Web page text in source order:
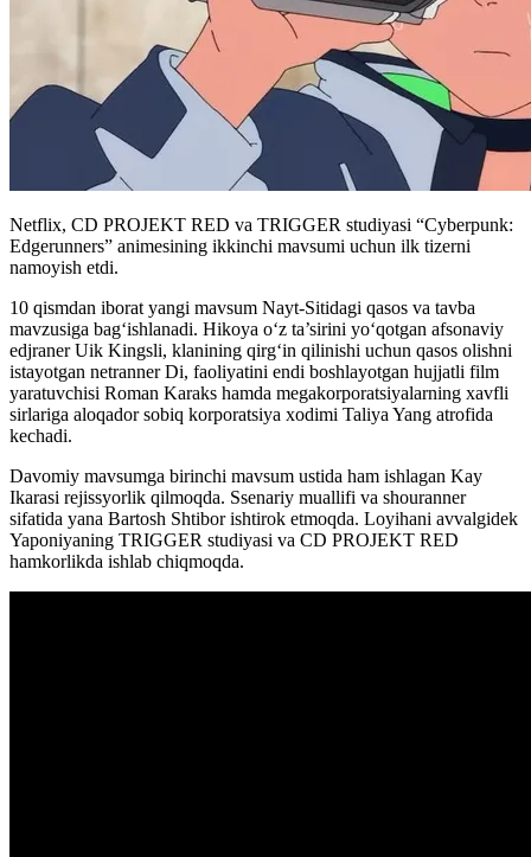
Netflix, CD PROJEKT RED va TRIGGER studiyasi “Cyberpunk:
Edgerunners” animesining ikkinchi mavsumi uchun ilk tizerni
namoyish etdi.
10 qismdan iborat yangi mavsum Nayt-Sitidagi qasos va tavba
mavzusiga bag‘ishlanadi. Hikoya o‘z ta’sirini yo‘qotgan afsonaviy
edjraner Uik Kingsli, klanining qirg‘in qilinishi uchun qasos olishni
istayotgan netranner Di, faoliyatini endi boshlayotgan hujjatli film
yaratuvchisi Roman Karaks hamda megakorporatsiyalarning xavfli
sirlariga aloqador sobiq korporatsiya xodimi Taliya Yang atrofida
kechadi.
Davomiy mavsumga birinchi mavsum ustida ham ishlagan Kay
Ikarasi rejissyorlik qilmoqda. Ssenariy muallifi va shouranner
sifatida yana Bartosh Shtibor ishtirok etmoqda. Loyihani avvalgidek
Yaponiyaning TRIGGER studiyasi va CD PROJEKT RED
hamkorlikda ishlab chiqmoqda.